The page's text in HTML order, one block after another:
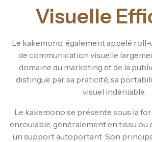
Visuelle
Le kakemono, également appelé
de communication visuelle
domaine du marketing et de la
distingue par sa praticité, sa
visuel indéniable.
Le kakemono se présente sous la
enroulable, généralement en tissu ou
un support autoportant. Son